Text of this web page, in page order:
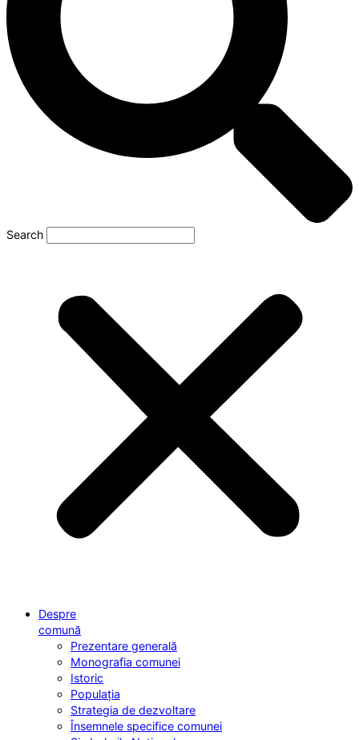
Search
Despre
comună
Prezentare generală
Monografia comunei
Istoric
Populația
Strategia de dezvoltare
Însemnele specifice comunei